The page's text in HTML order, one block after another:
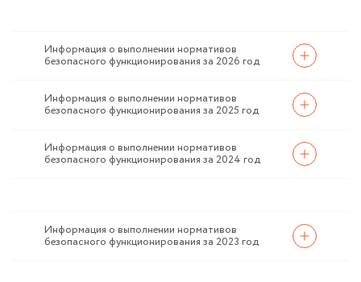
Информация о выполнении нормативов
безопасного функционирования за 2026 год
Информация о выполнении нормативов
безопасного функционирования за 2025 год
Информация о выполнении нормативов
безопасного функционирования за 2024 год
Информация о выполнении нормативов
безопасного функционирования за 2023 год